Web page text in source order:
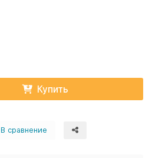
Купить
В сравнение